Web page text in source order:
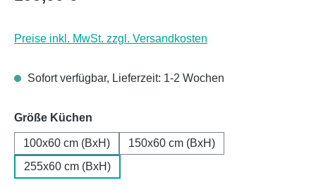
Preise inkl. MwSt. zzgl. Versandkosten
Sofort verfügbar, Lieferzeit: 1-2 Wochen
Größe Küchen
100x60 cm (BxH)
150x60 cm (BxH)
255x60 cm (BxH)